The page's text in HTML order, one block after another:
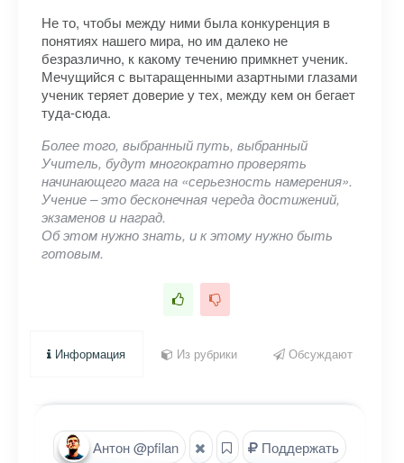
Не то, чтобы между ними была конкуренция в
понятиях нашего мира, но им далеко не
безразлично, к какому течению примкнет ученик.
Мечущийся с вытаращенными азартными глазами
ученик теряет доверие у тех, между кем он бегает
туда-сюда.
Более того, выбранный путь, выбранный
Учитель, будут многократно проверять
начинающего мага на «серьезность намерения».
Учение – это бесконечная череда достижений,
экзаменов и наград.
Об этом нужно знать, и к этому нужно быть
готовым.
Информация Из рубрики Обсуждают
Антон @pfilan Поддержать